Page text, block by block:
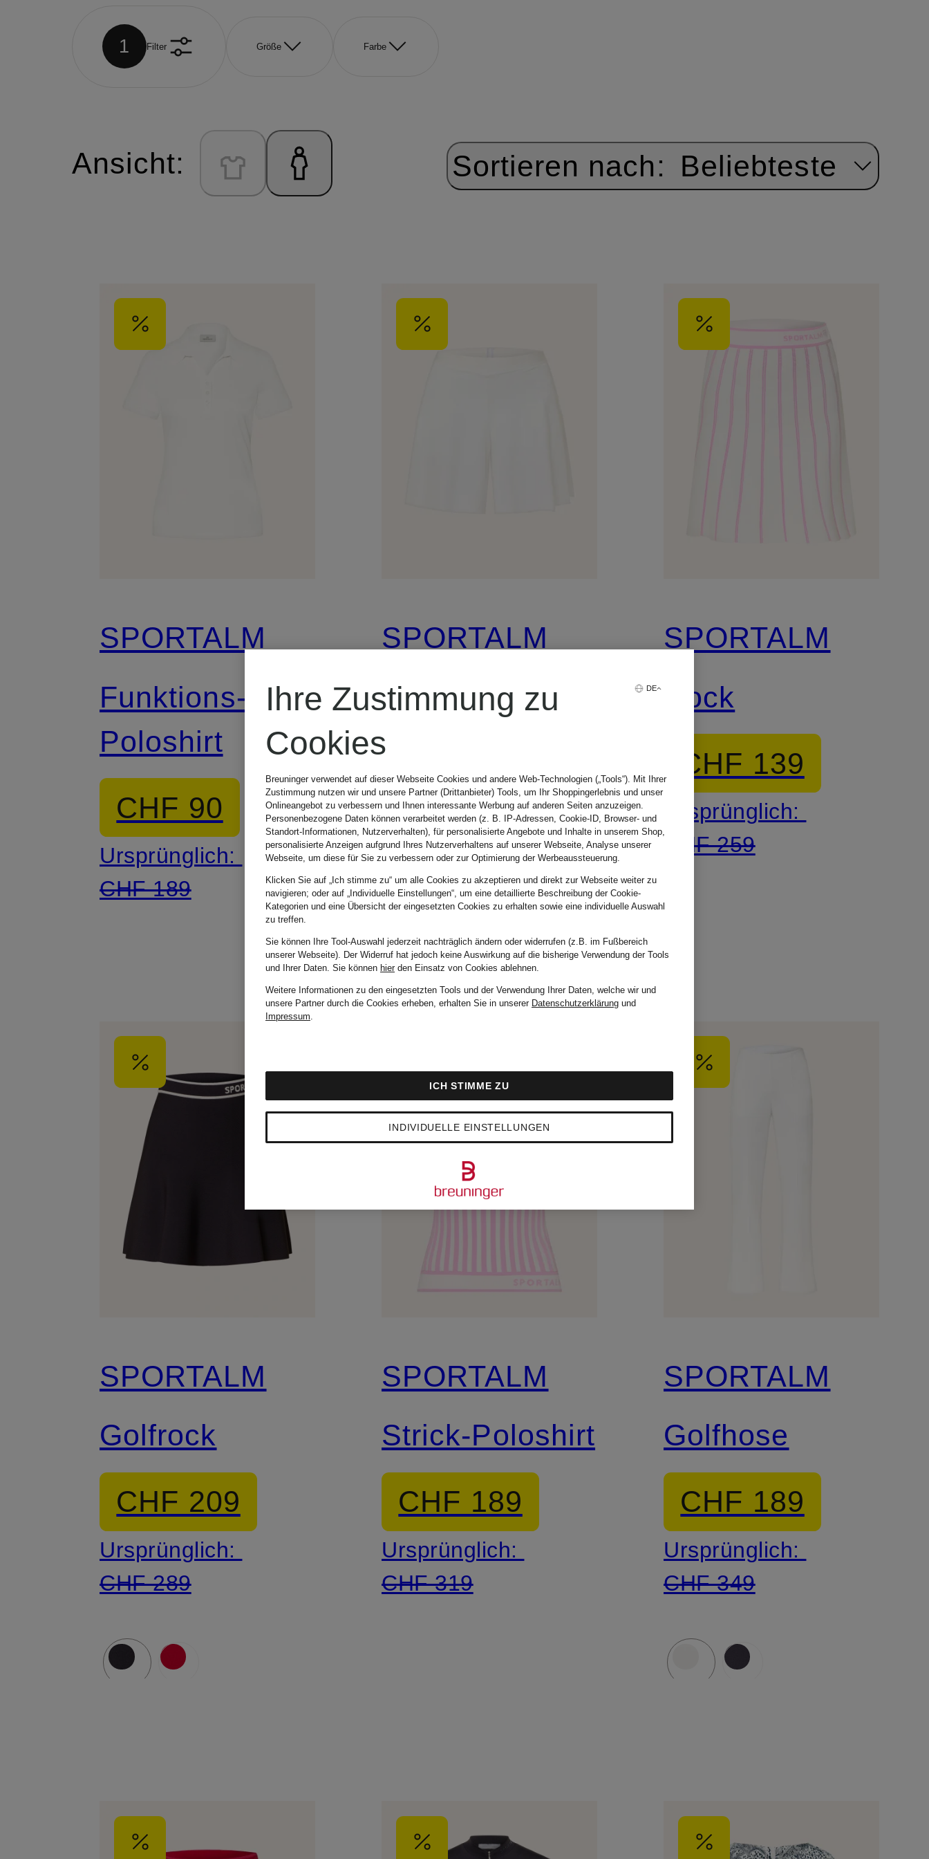
1 Filter Größe Farbe
Ansicht: Sortieren nach: Beliebteste
SPORTALM
Funktions-
Poloshirt
CHF 90
Ursprünglich:
CHF 189
SPORTALM
Golfshorts
Ursprünglich:
CHF 259
SPORTALM
Rock
CHF 139
Ursprünglich:
CHF 259
SPORTALM
Golfrock
CHF 209
Ursprünglich:
CHF 289
SPORTALM
Strick-Poloshirt
CHF 189
Ursprünglich:
CHF 319
SPORTALM
Golfhose
CHF 189
Ursprünglich:
CHF 349
DE
Ihre Zustimmung zu
Cookies
Breuninger verwendet auf dieser Webseite Cookies und andere Web-Technologien („Tools“). Mit Ihrer
Zustimmung nutzen wir und unsere Partner (Drittanbieter) Tools, um Ihr Shoppingerlebnis und unser
Onlineangebot zu verbessern und Ihnen interessante Werbung auf anderen Seiten anzuzeigen.
Personenbezogene Daten können verarbeitet werden (z. B. IP-Adressen, Cookie-ID, Browser- und
Standort-Informationen, Nutzerverhalten), für personalisierte Angebote und Inhalte in unserem Shop,
personalisierte Anzeigen aufgrund Ihres Nutzerverhaltens auf unserer Webseite, Analyse unserer
Webseite, um diese für Sie zu verbessern oder zur Optimierung der Werbeaussteuerung.
Klicken Sie auf „Ich stimme zu“ um alle Cookies zu akzeptieren und direkt zur Webseite weiter zu
navigieren; oder auf „Individuelle Einstellungen“, um eine detaillierte Beschreibung der Cookie-
Kategorien und eine Übersicht der eingesetzten Cookies zu erhalten sowie eine individuelle Auswahl
zu treffen.
Sie können Ihre Tool-Auswahl jederzeit nachträglich ändern oder widerrufen (z.B. im Fußbereich
unserer Webseite). Der Widerruf hat jedoch keine Auswirkung auf die bisherige Verwendung der Tools
und Ihrer Daten. Sie können hierden Einsatz von Cookies ablehnen.
Weitere Informationen zu den eingesetzten Tools und der Verwendung Ihrer Daten, welche wir und
unsere Partner durch die Cookies erheben, erhalten Sie in unserer Datenschutzerklärung und
Impressum.
INDIVIDUELLE EINSTELLUNGEN
ICH STIMME ZU